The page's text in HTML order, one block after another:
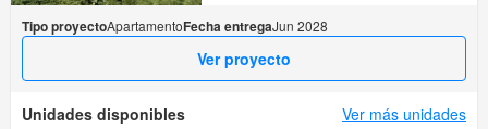
Tipo proyectoApartamentoFecha entregaJun 2028
Ver proyecto
Unidades disponibles Ver más unidades